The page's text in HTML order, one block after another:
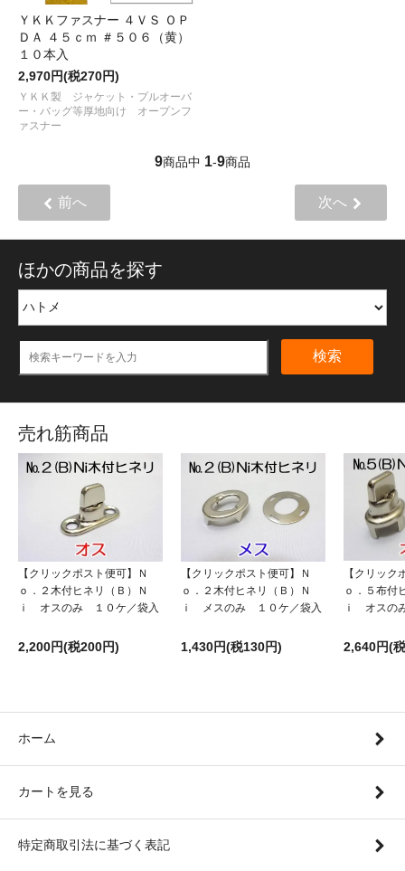
ＹＫＫファスナー ４ＶＳ ＯＰ
ＤＡ ４５ｃｍ ＃５０６（黄）
１０本入
2,970円(税270円)
ＹＫＫ製 ジャケット・プルオーバ
ー・バッグ等厚地向け オープンフ
ァスナー
9商品中 1-9商品
前へ 次へ
ほかの商品を探す
検索
売れ筋商品
【クリックポスト便可】Ｎ
ｏ．２木付ヒネリ（Ｂ）Ｎ
ｉ オスのみ １０ケ／袋入
2,200円(税200円)
【クリックポスト便可】Ｎ
ｏ．２木付ヒネリ（Ｂ）Ｎ
ｉ メスのみ １０ケ／袋入
1,430円(税130円)
【クリック
ｏ．５布付
ｉ オスの
2,640円(
ホーム
カートを見る
特定商取引法に基づく表記